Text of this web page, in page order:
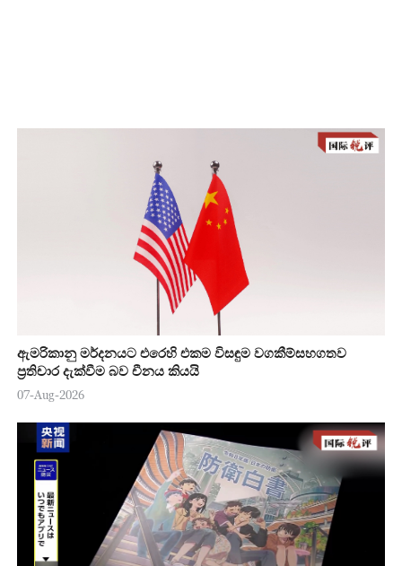
ඇමරිකානු මර්දනයට එරෙහි එකම විසඳුම වගකීම්සහගතව
ප්‍රතිචාර දැක්වීම බව චීනය කියයි
07-Aug-2026